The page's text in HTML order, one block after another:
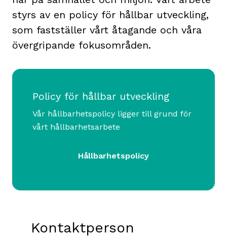
styrs av en policy för hållbar utveckling,
som fastställer vårt åtagande och våra
övergripande fokusområden.
Policy för hållbar utveckling
Vår hållbarhetspolicy ligger till grund för
vårt hållbarhetsarbete
Hållbarhetspolicy
Kontaktperson